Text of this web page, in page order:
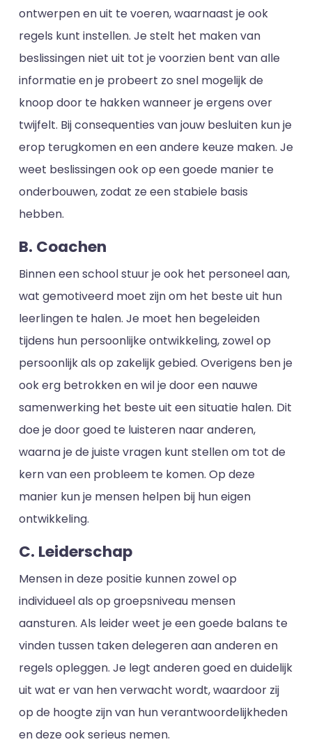
ontwerpen en uit te voeren, waarnaast je ook
regels kunt instellen. Je stelt het maken van
beslissingen niet uit tot je voorzien bent van alle
informatie en je probeert zo snel mogelijk de
knoop door te hakken wanneer je ergens over
twijfelt. Bij consequenties van jouw besluiten kun je
erop terugkomen en een andere keuze maken. Je
weet beslissingen ook op een goede manier te
onderbouwen, zodat ze een stabiele basis
hebben.
B. Coachen
Binnen een school stuur je ook het personeel aan,
wat gemotiveerd moet zijn om het beste uit hun
leerlingen te halen. Je moet hen begeleiden
tijdens hun persoonlijke ontwikkeling, zowel op
persoonlijk als op zakelijk gebied. Overigens ben je
ook erg betrokken en wil je door een nauwe
samenwerking het beste uit een situatie halen. Dit
doe je door goed te luisteren naar anderen,
waarna je de juiste vragen kunt stellen om tot de
kern van een probleem te komen. Op deze
manier kun je mensen helpen bij hun eigen
ontwikkeling.
C. Leiderschap
Mensen in deze positie kunnen zowel op
individueel als op groepsniveau mensen
aansturen. Als leider weet je een goede balans te
vinden tussen taken delegeren aan anderen en
regels opleggen. Je legt anderen goed en duidelijk
uit wat er van hen verwacht wordt, waardoor zij
op de hoogte zijn van hun verantwoordelijkheden
en deze ook serieus nemen.